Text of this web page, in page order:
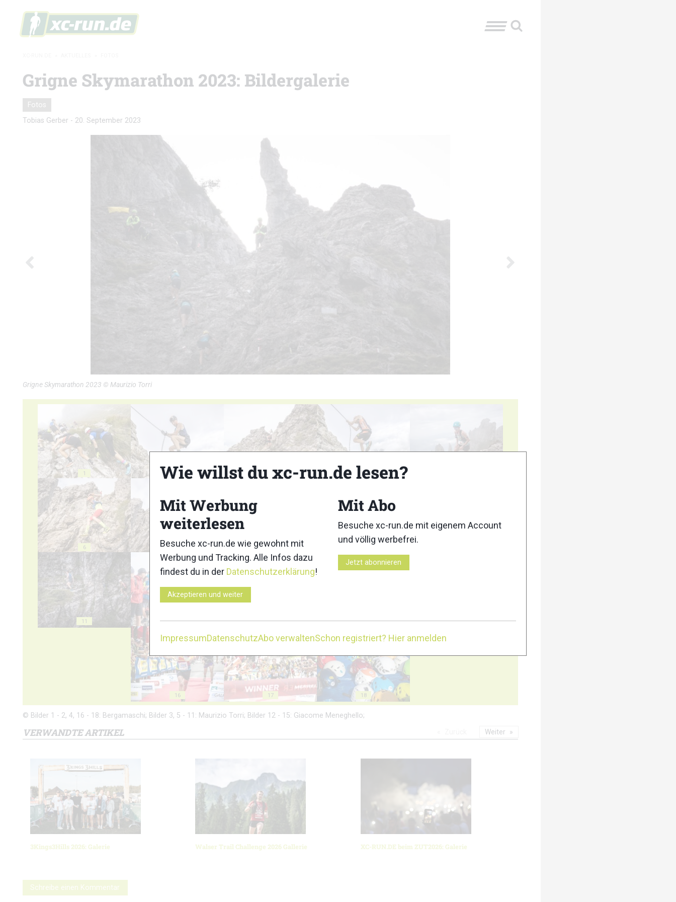
Grigne Skymarathon 2023: Bildergalerie
Fotos
Tobias Gerber - 20. September 2023
Grigne Skymarathon 2023 © Maurizio Torri
1 2 4
6 7 8
11 12 13 14 15
16 17 18
© Bilder 1 - 2, 4, 16 - 18: Bergamaschi; Bilder 3, 5 - 11: Maurizio Torri; Bilder 12 - 15: Giacome Meneghello;
VERWANDTE ARTIKEL
3Kings3Hills 2026: Galerie Walser Trail Challenge 2026 Gallerie XC-RUN.DE beim ZUT2026: Galerie
Weiter
Schreibe einen Kommentar
Wie willst du xc-run.de lesen?
Mit Werbung
weiterlesen
Besuche xc-run.de wie gewohnt mit
Werbung und Tracking. Alle Infos dazu
findest du in der Datenschutzerklärung!
Akzeptieren und weiter
Mit Abo
Besuche xc-run.de mit eigenem Account
und völlig werbefrei.
Jetzt abonnieren
ImpressumDatenschutzAbo verwaltenSchon registriert? Hier anmelden